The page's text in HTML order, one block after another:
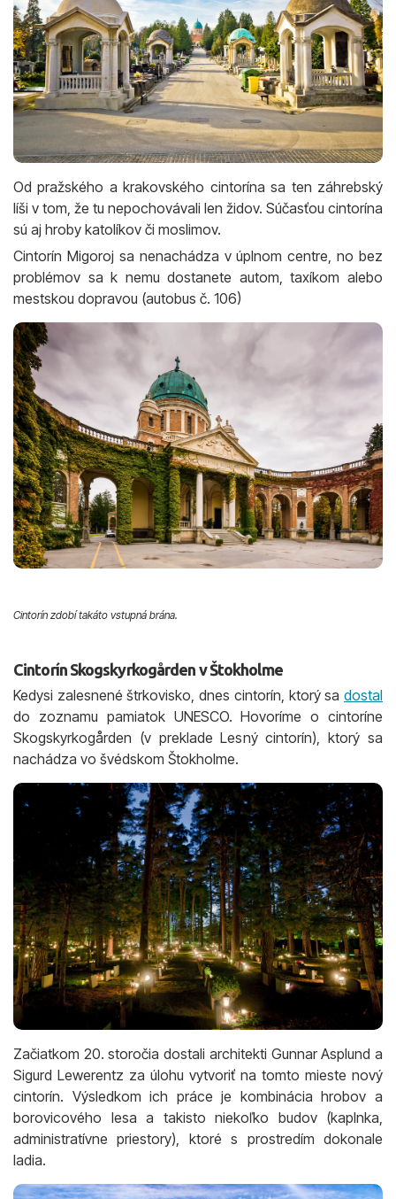
Od pražského a krakovského cintorína sa ten záhrebský
líši v tom, že tu nepochovávali len židov. Súčasťou cintorína
sú aj hroby katolíkov či moslimov.
Cintorín Migoroj sa nenachádza v úplnom centre, no bez
problémov sa k nemu dostanete autom, taxíkom alebo
mestskou dopravou (autobus č. 106)
Cintorín zdobí takáto vstupná brána.
Cintorín Skogskyrkogården v Štokholme
Kedysi zalesnené štrkovisko, dnes cintorín, ktorý sa dostal
do zoznamu pamiatok UNESCO. Hovoríme o cintoríne
Skogskyrkogården (v preklade Lesný cintorín), ktorý sa
nachádza vo švédskom Štokholme.
Začiatkom 20. storočia dostali architekti Gunnar Asplund a
Sigurd Lewerentz za úlohu vytvoriť na tomto mieste nový
cintorín. Výsledkom ich práce je kombinácia hrobov a
borovicového lesa a takisto niekoľko budov (kaplnka,
administratívne priestory), ktoré s prostredím dokonale
ladia.